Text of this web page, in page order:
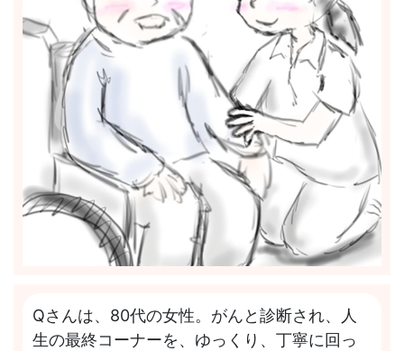
Qさんは、80代の女性。がんと診断され、人
生の最終コーナーを、ゆっくり、丁寧に回っ